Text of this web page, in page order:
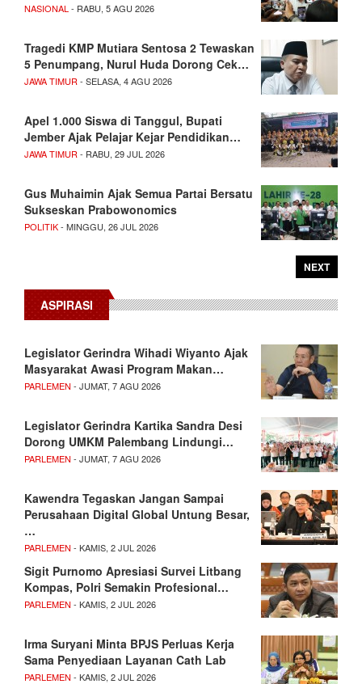
NASIONAL - RABU, 5 AGU 2026
Tragedi KMP Mutiara Sentosa 2 Tewaskan
5 Penumpang, Nurul Huda Dorong Cek…
JAWA TIMUR - SELASA, 4 AGU 2026
Apel 1.000 Siswa di Tanggul, Bupati
Jember Ajak Pelajar Kejar Pendidikan…
JAWA TIMUR - RABU, 29 JUL 2026
Gus Muhaimin Ajak Semua Partai Bersatu
Sukseskan Prabowonomics
POLITIK- MINGGU, 26 JUL 2026
NEXT
ASPIRASI
Legislator Gerindra Wihadi Wiyanto Ajak
Masyarakat Awasi Program Makan…
PARLEMEN - JUMAT, 7 AGU 2026
Legislator Gerindra Kartika Sandra Desi
Dorong UMKM Palembang Lindungi…
PARLEMEN - JUMAT, 7 AGU 2026
Kawendra Tegaskan Jangan Sampai
Perusahaan Digital Global Untung Besar,
…
PARLEMEN - KAMIS, 2 JUL 2026
Sigit Purnomo Apresiasi Survei Litbang
Kompas, Polri Semakin Profesional…
PARLEMEN - KAMIS, 2 JUL 2026
Irma Suryani Minta BPJS Perluas Kerja
Sama Penyediaan Layanan Cath Lab
PARLEMEN - KAMIS, 2 JUL 2026